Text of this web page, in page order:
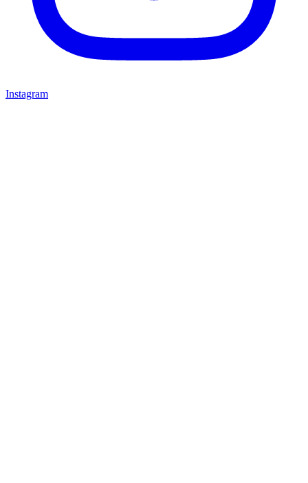
Instagram